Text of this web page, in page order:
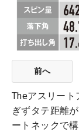
前へ
Theアスリート
ぎずタテ距離
ートネックで